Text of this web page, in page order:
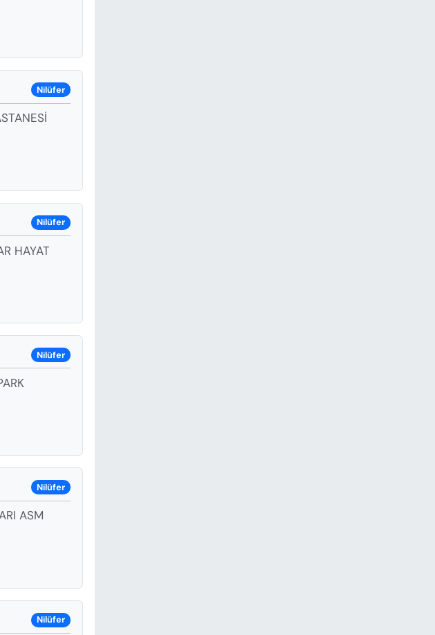
Nilüfer
Nilüfer
HAYAT
Nilüfer
Nilüfer
ASM
Nilüfer